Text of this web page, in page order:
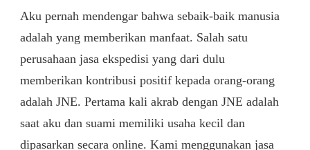
Aku pernah mendengar bahwa sebaik-baik manusia
adalah yang memberikan manfaat. Salah satu
perusahaan jasa ekspedisi yang dari dulu
memberikan kontribusi positif kepada orang-orang
adalah JNE. Pertama kali akrab dengan JNE adalah
saat aku dan suami memiliki usaha kecil dan
dipasarkan secara online. Kami menggunakan jasa